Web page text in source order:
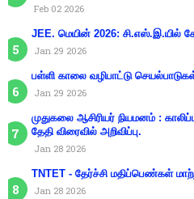
Feb 02 2026
JEE. மெயின் 2026: சி.எஸ்.இ.யில்
Jan 29 2026
பள்ளி காலை வழிபாட்டு
Jan 29 2026
முதுகலை ஆசிரியர் நியமனம் :
தேதி விரைவில் அறிவிப்பு.
Jan 28 2026
TNTET - தேர்ச்சி மதிப்பெண்கள்
Jan 28 2026